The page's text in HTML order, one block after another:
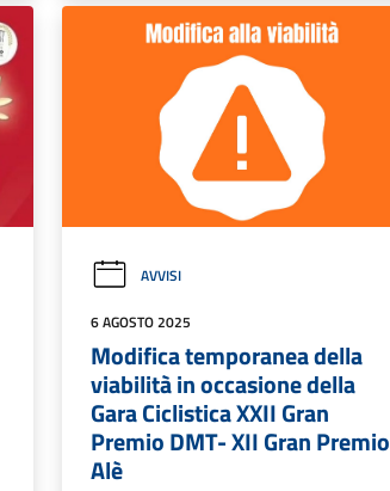
AVVISI
6 AGOSTO 2025
Modifica temporanea della
viabilità in occasione della
Gara Ciclistica XXII Gran
Premio DMT- XII Gran Premio
Alè